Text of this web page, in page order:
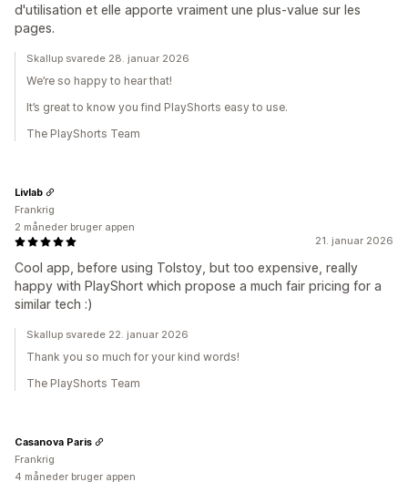
d'utilisation et elle apporte vraiment une plus-value sur les
pages.
Skallup svarede 28. januar 2026
We’re so happy to hear that!
It’s great to know you find PlayShorts easy to use.
The PlayShorts Team
21. januar 2026
Cool app, before using Tolstoy, but too expensive, really
happy with PlayShort which propose a much fair pricing for a
similar tech :)
Livlab
Frankrig
2 måneder bruger appen
Skallup svarede 22. januar 2026
Thank you so much for your kind words!
The PlayShorts Team
Casanova Paris
Frankrig
4 måneder bruger appen